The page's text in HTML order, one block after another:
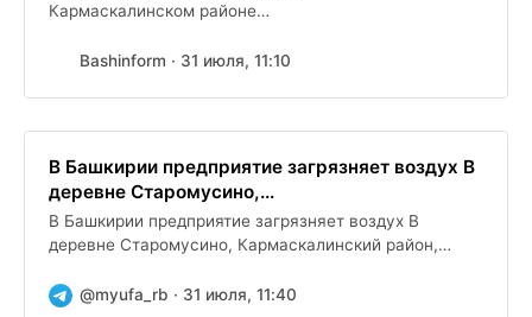
Кармаскалинском районе
очистными сооружениями, уже
Bashinform · 31 июля, 11:10
В Башкирии предприятие загрязняет воздух В
деревне Старомусино,...
В Башкирии предприятие загрязняет воздух В
деревне Старомусино, Кармаскалинский район,
выбрасывает вредные...
@myufa_rb · 31 июля, 11:40